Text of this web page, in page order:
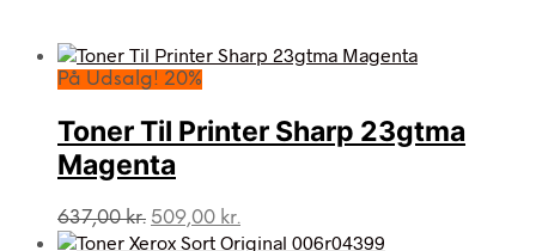
På Udsalg! 20%
Toner Til Printer Sharp 23gtma
Magenta
637,00kr. Den
oprindelige
509,00 kr.
aktuelle